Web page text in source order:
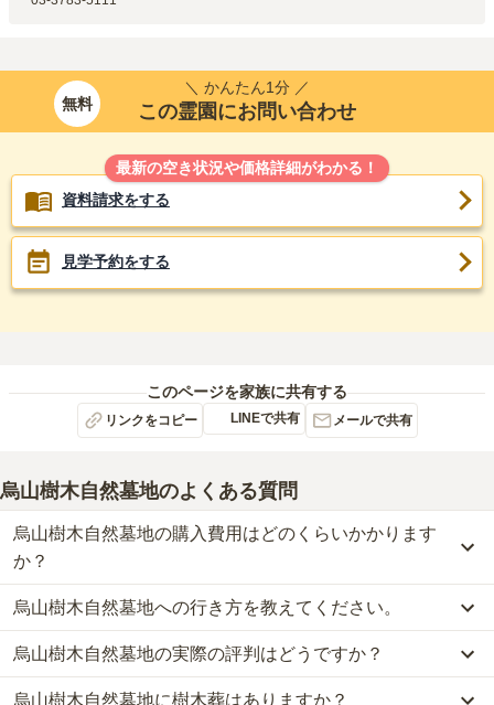
無料
＼ かんたん1分 ／
この霊園にお問い合わせ
最新の空き状況や価格詳細がわかる！
資料請求をする
見学予約をする
このページを家族に共有する
リンクをコピー LINEで共有 メールで共有
烏山樹木自然墓地のよくある質問
烏山樹木自然墓地の購入費用はどのくらいかかります
か？
烏山樹木自然墓地では、樹木葬が約60万円からお求めいただけま
す。
なお、烏山樹木自然墓地がある東京都の相場は、樹木葬が約76万円
です。
烏山樹木自然墓地への行き方を教えてください。
公共交通機関の場合、京王井の頭線「久我山駅」から徒歩約13分で
す。
烏山樹木自然墓地の実際の評判はどうですか？
烏山樹木自然墓地に樹木葬はありますか？